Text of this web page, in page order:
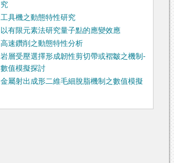
究
工具機之動態特性研究
以有限元素法研究量子點的應變效應
高速鑽削之動態特性分析
岩層受壓選擇形成韌性剪切帶或褶皺之機制-
數值模擬探討
金屬射出成形二維毛細脫脂機制之數值模擬